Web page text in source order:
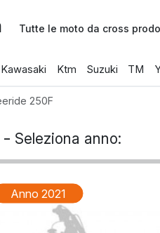
Tutte le moto da cross
Kawasaki Ktm Suzuki TM
250F
- Seleziona anno:
Anno 2021